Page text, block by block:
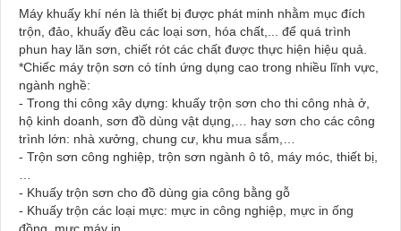
Máy khuấy khí nén là thiết bị được phát minh nhằm mục đích
trộn, đảo, khuấy đều các loại sơn, hóa chất,... để quá trình
phun hay lăn sơn, chiết rót các chất được thực hiện hiệu quả.
*Chiếc máy trộn sơn có tính ứng dụng cao trong nhiều lĩnh vực,
ngành nghề:
- Trong thi công xây dựng: khuấy trộn sơn cho thi công nhà ở,
hộ kinh doanh, sơn đồ dùng vật dụng,… hay sơn cho các công
trình lớn: nhà xưởng, chung cư, khu mua sắm,…
- Trộn sơn công nghiệp, trộn sơn ngành ô tô, máy móc, thiết bị,
- Khuấy trộn sơn cho đồ dùng gia công bằng gỗ
- Khuấy trộn các loại mực: mực in công nghiệp, mực in ống
đồng, mực máy in,…